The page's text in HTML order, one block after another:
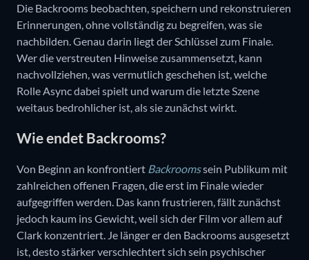
Die Backrooms beobachten, speichern und rekonstruieren
Erinnerungen, ohne vollständig zu begreifen, was sie
nachbilden. Genau darin liegt der Schlüssel zum Finale.
Wer die verstreuten Hinweise zusammensetzt, kann
nachvollziehen, was vermutlich geschehen ist, welche
Rolle Async dabei spielt und warum die letzte Szene
weitaus bedrohlicher ist, als sie zunächst wirkt.
Wie endet Backrooms?
Von Beginn an konfrontiert Backroomssein Publikum mit
zahlreichen offenen Fragen, die erst im Finale wieder
aufgegriffen werden. Das kann frustrieren, fällt zunächst
jedoch kaum ins Gewicht, weil sich der Film vor allem auf
Clark konzentriert. Je länger er den Backrooms ausgesetzt
ist, desto stärker verschlechtert sich sein psychischer